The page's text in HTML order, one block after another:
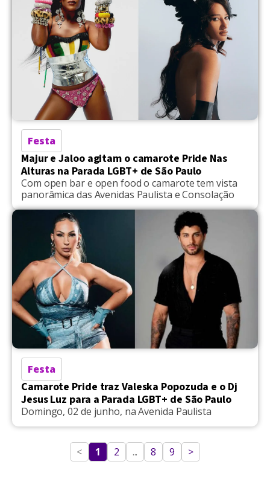
Festa
Majur e Jaloo agitam o camarote Pride Nas
Alturas na Parada LGBT+ de São Paulo
Com open bar e open food o camarote tem vista
panorâmica das Avenidas Paulista e Consolação
Festa
Camarote Pride traz Valeska Popozuda e o Dj
Jesus Luz para a Parada LGBT+ de São Paulo
Domingo, 02 de junho, na Avenida Paulista
< 1 2 ... 8 9 >